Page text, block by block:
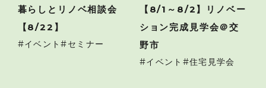
暮らしとリノベ相談会
【8/22】
イベント セミナー
【8/1～8/2】リノベー
ション完成見学会＠交
野市
イベント 住宅見学会